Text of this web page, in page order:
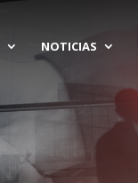
NOTICIAS